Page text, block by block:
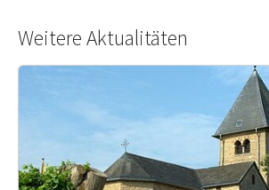
Weitere Aktualitäten